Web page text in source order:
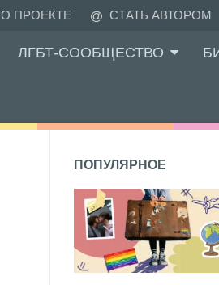
О ПРОЕКТЕ СТАТЬ АВТОРОМ
ЛГБТ-СООБЩЕСТВО
ПОПУЛЯРНОЕ